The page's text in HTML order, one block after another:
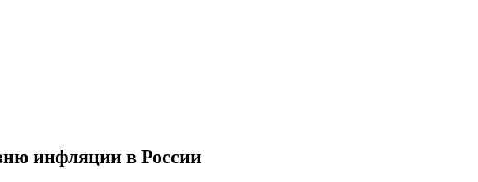
инфляции в России